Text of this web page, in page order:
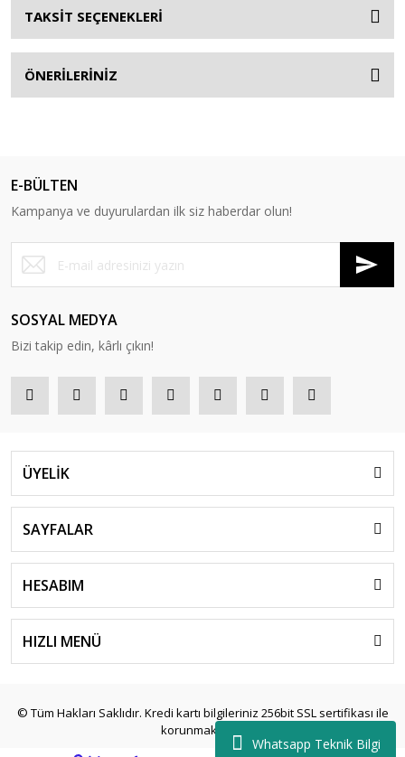
Whatsapp Teknik Bilgi
TAKSİT SEÇENEKLERİ
ÖNERİLERİNİZ
E-BÜLTEN
Kampanya ve duyurulardan ilk siz haberdar olun!
SOSYAL MEDYA
Bizi takip edin, kârlı çıkın!
ÜYELİK
SAYFALAR
HESABIM
HIZLI MENÜ
© Tüm Hakları Saklıdır. Kredi kartı bilgileriniz 256bit SSL sertifikası ile
korunmaktadır.